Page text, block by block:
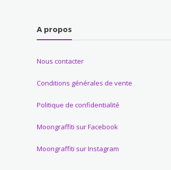
A propos
Nous contacter
Conditions générales de vente
Politique de confidentialité
Moongraffiti sur Facebook
Moongraffiti sur Instagram